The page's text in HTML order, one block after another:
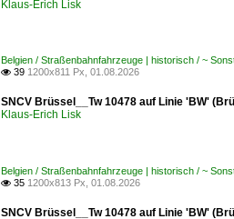
Klaus-Erich Lisk
Belgien / Straßenbahnfahrzeuge | historisch / ~
 39 1200x811 Px, 01.08.2026
SNCV Brüssel__Tw 10478 auf Linie 'BW'
Klaus-Erich Lisk
Belgien / Straßenbahnfahrzeuge | historisch / ~
 35 1200x813 Px, 01.08.2026
SNCV Brüssel__Tw 10478 auf Linie 'BW'